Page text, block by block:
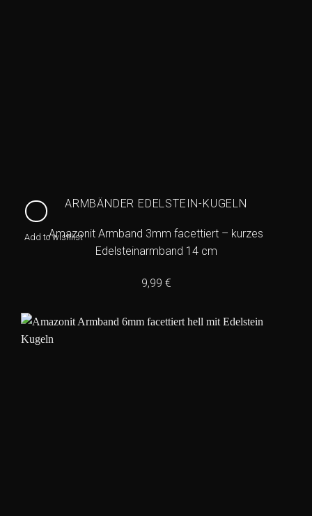
Add to wishlist
ARMBÄNDER EDELSTEIN-KUGELN
Amazonit Armband 3mm facettiert – kurzes
Edelsteinarmband 14 cm
9,99 €